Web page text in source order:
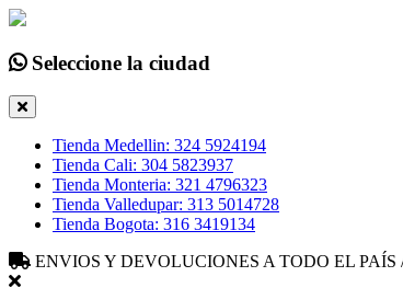
Seleccione la ciudad
Tienda Medellin: 324 5924194
Tienda Cali: 304 5823937
Tienda Monteria: 321 4796323
Tienda Valledupar: 313 5014728
Tienda Bogota: 316 3419134
ENVIOS Y DEVOLUCIONES A TODO EL